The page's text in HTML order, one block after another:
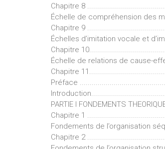
Chapitre 8
Échelle de compréhension des
Chapitre 9
Échelles d’imitation vocale et
Chapitre
Échelle de relations de cause-
Chapitre
Préface
PARTIE I FONDEMENTS
Chapitre 1
Fondements de l’organisation
Chapitre 2